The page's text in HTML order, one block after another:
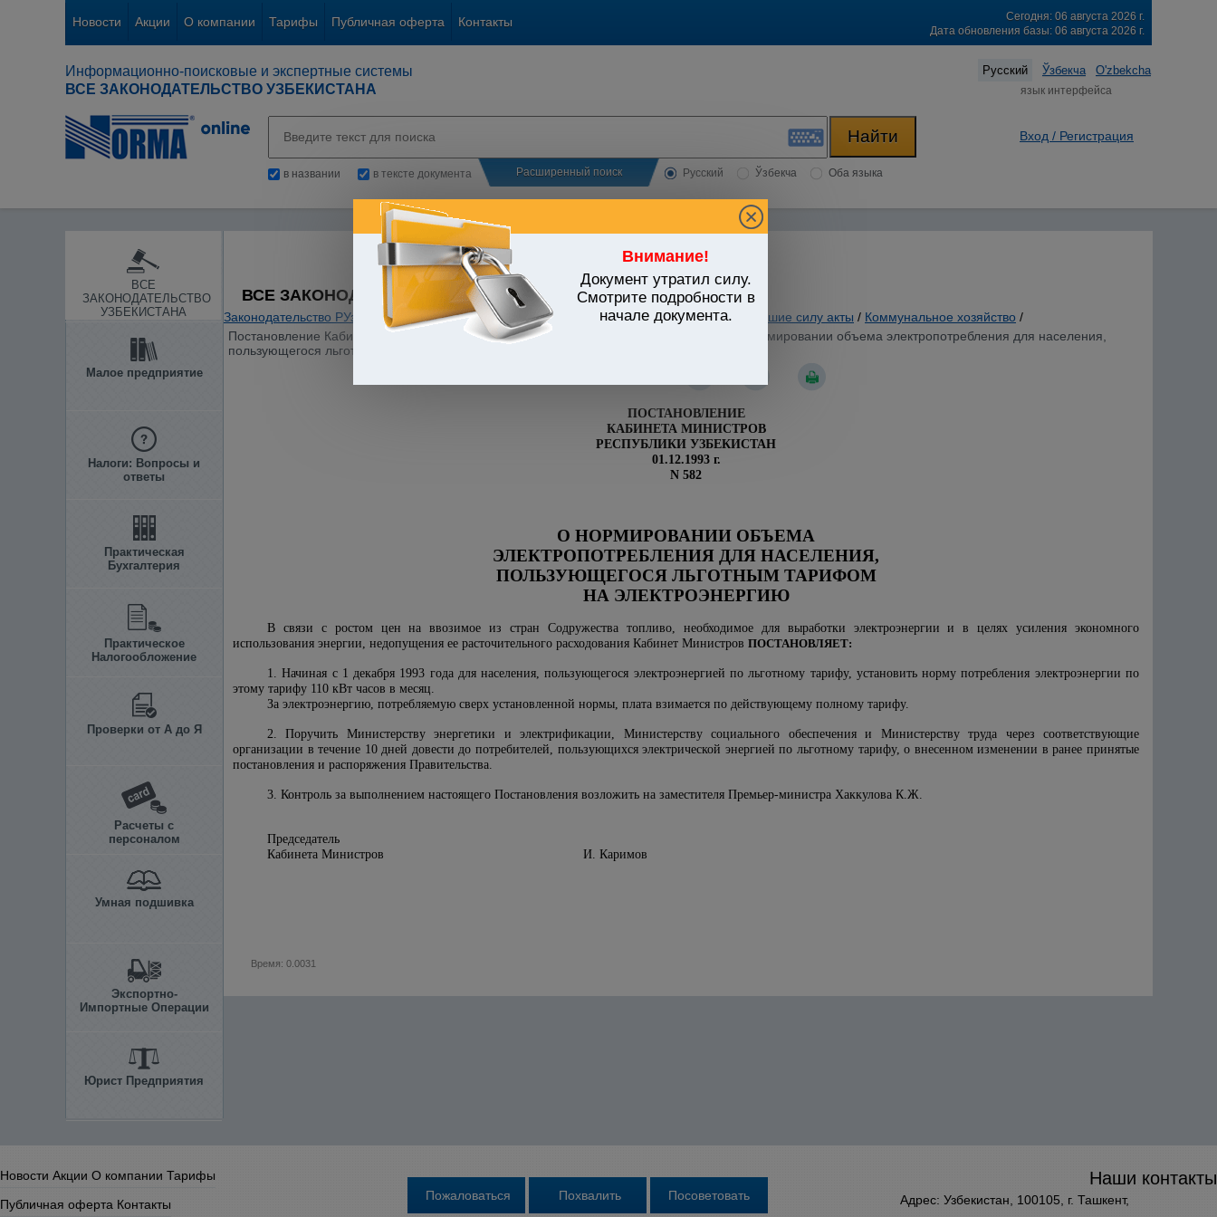
Новости Акции О компании Тарифы Публичная оферта Контакты
Сегодня: 06 августа 2026 г.
Дата обновления базы: 06 августа 2026 г.
Информационно-поисковые и экспертные системы
ВСЕ ЗАКОНОДАТЕЛЬСТВО УЗБЕКИСТАНА
Русский Ўзбекча O'zbekcha
язык интерфейса
в названии в тексте документа Расширенный поиск Русский Ўзбекча Оба языка
Вход / Регистрация
ВСЕ
ЗАКОНОДАТЕЛЬСТВО
УЗБЕКИСТАНА
Малое предприятие
Налоги: Вопросы и
ответы
Практическая
Бухгалтерия
Практическое
Налогообложение
Проверки от А до Я
Расчеты с
персоналом
Умная подшивка
Экспортно-
Импортные Операции
Юрист Предприятия
Внимание!
Документ утратил силу.
Смотрите подробности в
начале документа.
ВСЕ ЗАКОНОДАТЕЛЬСТВО УЗБЕКИСТАНА
Законодательство РУз Жилые и нежилые помещения. Коммунальное хозяйство / Утратившие силу акты / Коммунальное хозяйство /
Постановление Кабинета Министров Республики Узбекистан от 01.12.1993 г. N 582 "О нормировании объема электропотребления для населения,
пользующегося льготным тарифом на электроэнергию"
ПОСТАНОВЛЕНИЕ
КАБИНЕТА МИНИСТРОВ
РЕСПУБЛИКИ УЗБЕКИСТАН
01.12.1993 г.
N 582
О НОРМИРОВАНИИ ОБЪЕМА
ЭЛЕКТРОПОТРЕБЛЕНИЯ ДЛЯ НАСЕЛЕНИЯ,
ПОЛЬЗУЮЩЕГОСЯ ЛЬГОТНЫМ ТАРИФОМ
НА ЭЛЕКТРОЭНЕРГИЮ
В связи с ростом цен на ввозимое из стран Содружества топливо, необходимое для выработки электроэнергии и в целях усиления экономного
использования энергии, недопущения ее расточительного расходования Кабинет Министров ПОСТАНОВЛЯЕТ:
1. Начиная с 1 декабря 1993 года для населения, пользующегося электроэнергией по льготному тарифу, установить норму потребления электроэнергии по
этому тарифу 110 кВт часов в месяц.
За электроэнергию, потребляемую сверх установленной нормы, плата взимается по действующему полному тарифу.
2. Поручить Министерству энергетики и электрификации, Министерству социального обеспечения и Министерству труда через соответствующие
организации в течение 10 дней довести до потребителей, пользующихся электрической энергией по льготному тарифу, о внесенном изменении в ранее принятые
постановления и распоряжения Правительства.
3. Контроль за выполнением настоящего Постановления возложить на заместителя Премьер-министра Хаккулова К.Ж.
Председатель
Кабинета Министров И. Каримов
Время: 0.0031
Новости Акции О компании Тарифы
Публичная оферта Контакты
Наши контакты
Адрес: Узбекистан, 100105, г. Ташкент,